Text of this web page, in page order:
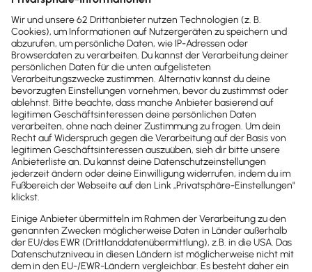
Newsletter
Brandheiße
News direkt in
dein Postfach
wichtige News zu
Gesetzesänderungen,
hilfreiche Praxis-Tipps und